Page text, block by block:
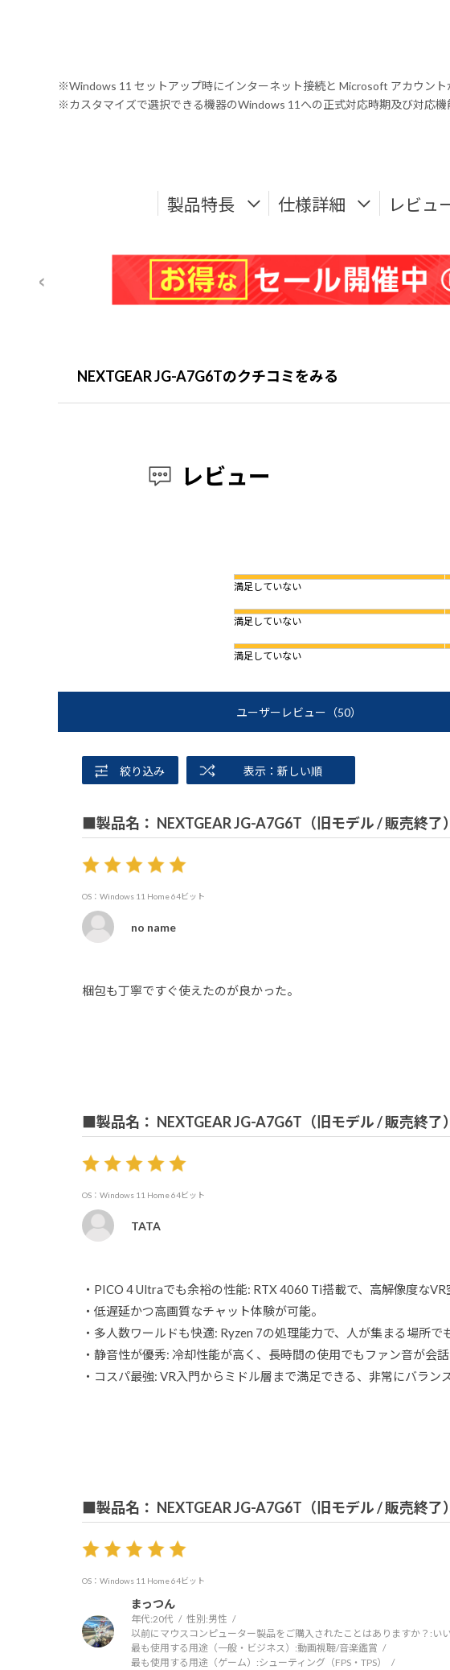
※Windows 11 セットアップ時にインターネット接続と Microsoft アカウント
※カスタマイズで選択できる機器のWindows 11への正式対応時期及び対応機
製品特長 仕様詳細 レビュ
NEXTGEAR JG-A7G6Tのクチコミをみる
レビュー
満足していない
満足していない
満足していない
ユーザーレビュー （50）
絞り込み 表示：新しい順
■製品名： NEXTGEAR JG-A7G6T（旧モデル / 販売終了）
OS：Windows 11 Home 64ビット
no name
梱包も丁寧ですぐ使えたのが良かった。
■製品名： NEXTGEAR JG-A7G6T（旧モデル / 販売終了）
OS：Windows 11 Home 64ビット
TATA
・PICO 4 Ultraでも余裕の性能: RTX 4060 Ti搭載で、高解像度なVR
​・低遅延かつ高画質なチャット体験が可能。
・多人数ワールドも快適: Ryzen 7の処理能力で、人が集まる場所で
・静音性が優秀: 冷却性能が高く、長時間の使用でもファン音が会
・コスパ最強: VR入門からミドル層まで満足できる、非常にバラン
■製品名： NEXTGEAR JG-A7G6T（旧モデル / 販売終了）
OS：Windows 11 Home 64ビット
まっつん
年代:20代 性別:男性
以前にマウスコンピューター製品をご購入されたことはありますか？: い
最も使用する用途（一般・ビジネス）:動画視聴/音楽鑑賞
最も使用する用途（ゲーム）:シューティング（FPS・TPS）